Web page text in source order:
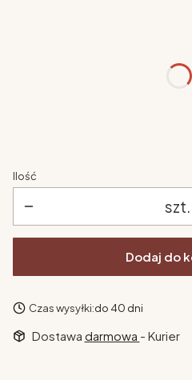
Ilość
szt.
Dodaj do
Czas wysyłki:do 40 dni
Dostawa darmowa - Kurier